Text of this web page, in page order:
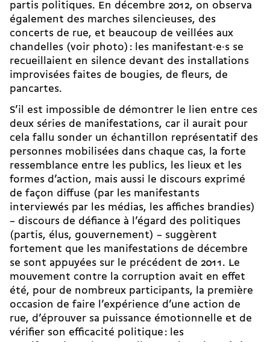
partis politiques. En décembre 2012, on observa
également des marches silencieuses, des
concerts de rue, et beaucoup de veillées aux
chandelles (voir photo) : les ma­ni­festant·e·s se
recueillaient en silence devant des installations
improvisées faites de bougies, de fleurs, de
pancartes.
S’il est impossible de démontrer le lien entre ces
deux séries de manifestations, car il aurait pour
cela fallu sonder un échantillon représentatif des
personnes mobilisées dans chaque cas, la forte
ressemblance entre les publics, les lieux et les
formes d’action, mais aussi le discours exprimé
de façon diffuse (par les manifestants
interviewés par les médias, les affiches brandies)
– discours de défiance à l’égard des politiques
(partis, élus, gouvernement) – suggèrent
fortement que les manifestations de décembre
se sont appuyées sur le précédent de 2011. Le
mouvement contre la corruption avait en effet
été, pour de nombreux participants, la première
occasion de faire l’expérience d’une action de
rue, d’éprouver sa puissance émotionnelle et de
vérifier son efficacité politique : les